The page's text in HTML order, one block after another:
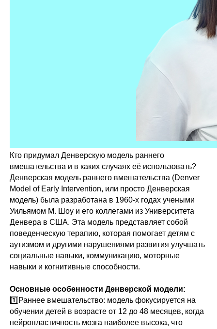
Кто придумал Денверскую модель раннего
вмешательства и в каких случаях её использовать?
Денверская модель раннего вмешательства (Denver
Model of Early Intervention, или просто Денверская
модель) была разработана в 1960-х годах учеными
Уильямом М. Шоу и его коллегами из Университета
Денвера в США. Эта модель представляет собой
поведенческую терапию, которая помогает детям с
аутизмом и другими нарушениями развития улучшать
социальные навыки, коммуникацию, моторные
навыки и когнитивные способности.
Основные особенности Денверской модели:
1️⃣Раннее вмешательство: модель фокусируется на
обучении детей в возрасте от 12 до 48 месяцев, когда
нейропластичность мозга наиболее высока, что